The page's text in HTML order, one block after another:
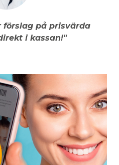
på prisvärda
i kassan!"